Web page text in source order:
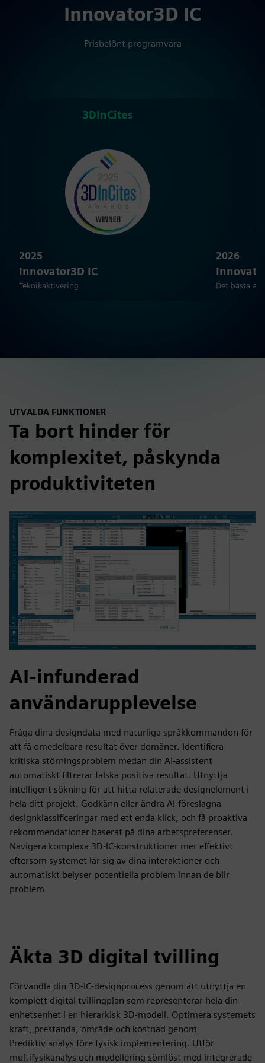
Innovator3D IC
Prisbelönt programvara
3DInCites
2025
Innovator3D IC
Teknikaktivering
2026
Det bästa av
UTVALDA FUNKTIONER
Ta bort hinder för
komplexitet, påskynda
produktiviteten
AI-infunderad
användarupplevelse
Fråga dina designdata med naturliga språkkommandon för
att få omedelbara resultat över domäner. Identifiera
kritiska störningsproblem medan din AI-assistent
automatiskt filtrerar falska positiva resultat. Utnyttja
intelligent sökning för att hitta relaterade designelement i
hela ditt projekt. Godkänn eller ändra AI-föreslagna
designklassificeringar med ett enda klick, och få proaktiva
rekommendationer baserat på dina arbetspreferenser.
Navigera komplexa 3D-IC-konstruktioner mer effektivt
eftersom systemet lär sig av dina interaktioner och
automatiskt belyser potentiella problem innan de blir
problem.
Äkta 3D digital tvilling
Förvandla din 3D-IC-designprocess genom att utnyttja en
komplett digital tvillingplan som representerar hela din
enhetsenhet i en hierarkisk 3D-modell. Optimera systemets
kraft, prestanda, område och kostnad genom
Prediktiv analys före fysisk implementering. Utför
multifysikanalys och modellering sömlöst med integrerade